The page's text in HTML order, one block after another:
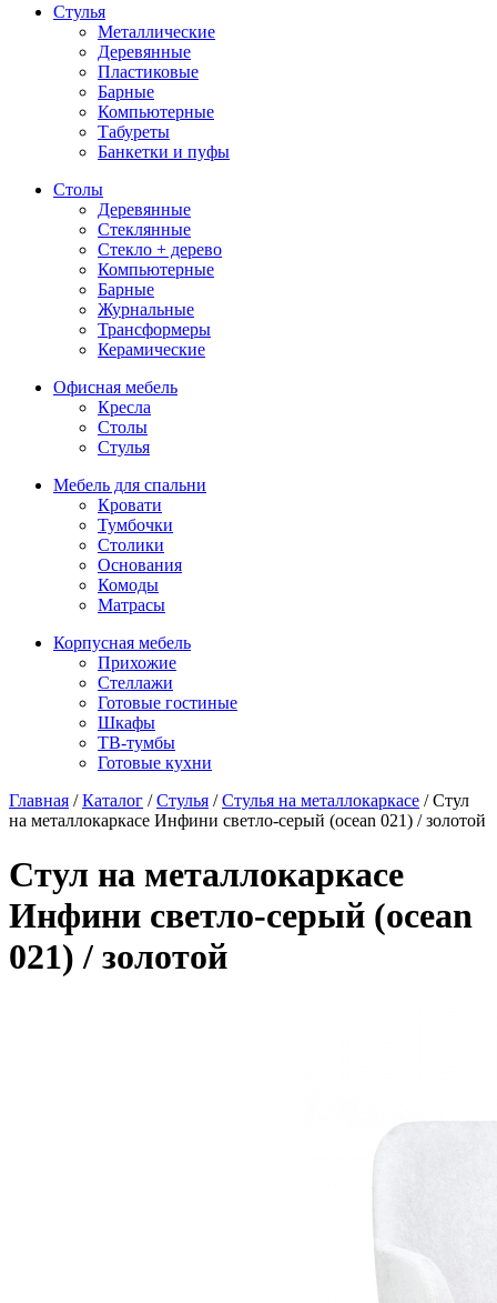
Стулья
Металлические
Деревянные
Пластиковые
Барные
Компьютерные
Табуреты
Банкетки и пуфы
Столы
Деревянные
Стеклянные
Стекло + дерево
Компьютерные
Барные
Журнальные
Трансформеры
Керамические
Офисная мебель
Кресла
Столы
Стулья
Мебель для спальни
Кровати
Тумбочки
Столики
Основания
Комоды
Матрасы
Корпусная мебель
Прихожие
Стеллажи
Готовые гостиные
Шкафы
ТВ-тумбы
Готовые кухни
Главная /Каталог /Стулья /Стулья на металлокаркасе /Стул
на металлокаркасе Инфини светло-серый (ocean 021) / золотой
Стул на металлокаркасе
Инфини светло-серый (ocean
021) / золотой